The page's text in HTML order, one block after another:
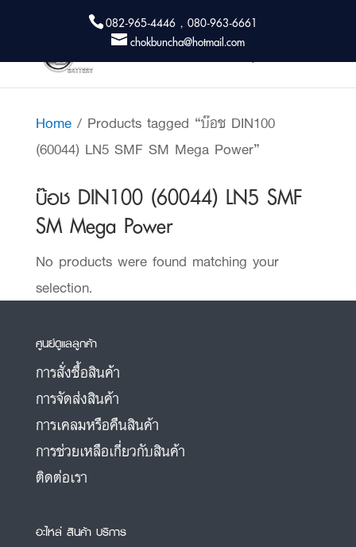
082-965-4446 , 080-963-6661
chokbuncha@hotmail.com
Home/ Products tagged “บ๊อช DIN100
(60044) LN5 SMF SM Mega Power”
บ๊อช DIN100 (60044) LN5 SMF
SM Mega Power
No products were found matching your
selection.
ศูนย์ดูแลลูกค้า
การสั่งซื้อสินค้า
การจัดส่งสินค้า
การเคลมหรือคืนสินค้า
การช่วยเหลือเกี่ยวกับสินค้า
ติดต่อเรา
อะไหล่ สินค้า บริการ